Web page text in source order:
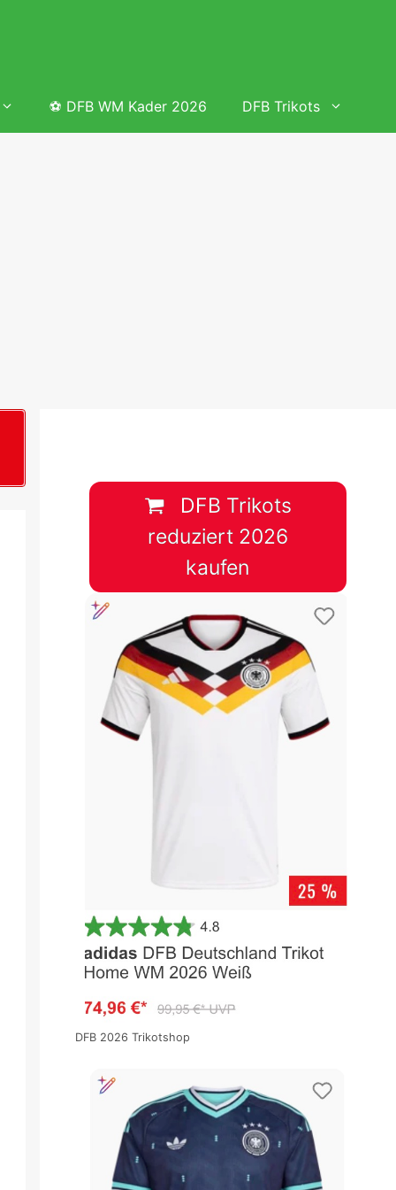
&
&
Tabelle
Tabelle
⚽ DFB WM Kader 2026 DFB Trikots
DFB Trikots
reduziert 2026
kaufen
DFB 2026 Trikotshop